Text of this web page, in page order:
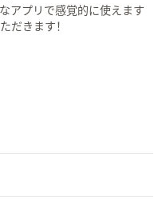
アプリで感覚的に使えます
だきます！